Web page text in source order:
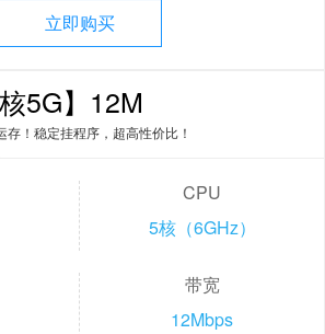
立即购买
核5G】12M
存！稳定挂程序，超高性价比！
CPU
5核（6GHz）
带宽
12Mbps